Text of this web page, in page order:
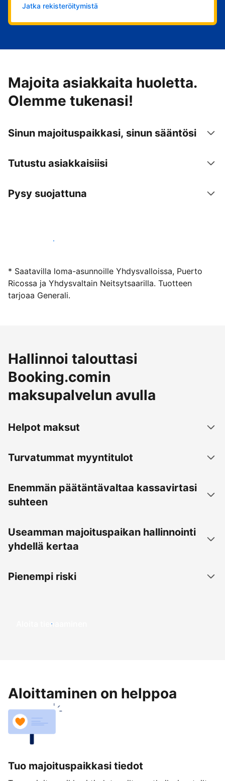
Jatka rekisteröitymistä
Majoita asiakkaita huoletta.
Olemme tukenasi!
Sinun majoituspaikkasi, sinun sääntösi
Tutustu asiakkaisiisi
Pysy suojattuna
Ryhdy majoittajaksi
* Saatavilla loma-asunnoille Yhdysvalloissa, Puerto
Ricossa ja Yhdysvaltain Neitsytsaarilla. Tuotteen
tarjoaa Generali.
Hallinnoi talouttasi
Booking.comin
maksupalvelun avulla
Helpot maksut
Turvatummat myyntitulot
Enemmän päätäntävaltaa kassavirtasi
suhteen
Useamman majoituspaikan hallinnointi
yhdellä kertaa
Pienempi riski
Aloita tienaaminen
Aloittaminen on helppoa
Tuo majoituspaikkasi tiedot